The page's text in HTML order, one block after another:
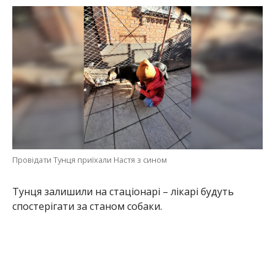
Провідати Тунця приїхали Настя з сином
Тунця залишили на стаціонарі – лікарі будуть
спостерігати за станом собаки.